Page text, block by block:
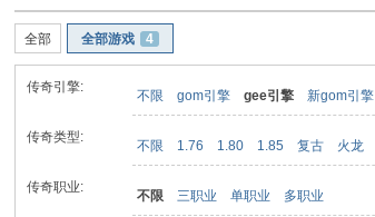
全部 全部游戏 4
传奇引擎:
不限 gom引擎 gee引擎 新gom引擎
传奇类型:
不限 1.76 1.80 1.85 复古 火龙
传奇职业:
不限 三职业 单职业 多职业